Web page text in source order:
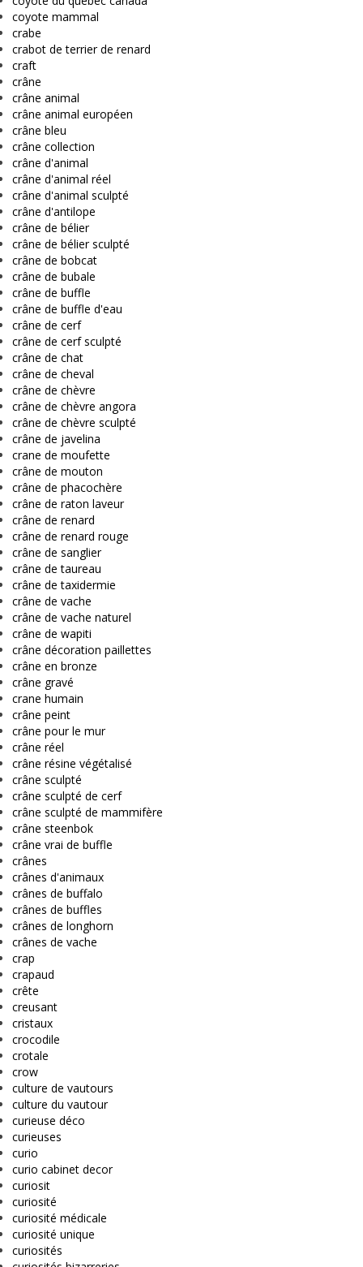
coyote mammal
crabe
crabot de terrier de renard
craft
crâne
crâne animal
crâne animal européen
crâne bleu
crâne collection
crâne d'animal
crâne d'animal réel
crâne d'animal sculpté
crâne d'antilope
crâne de bélier
crâne de bélier sculpté
crâne de bobcat
crâne de bubale
crâne de buffle
crâne de buffle d'eau
crâne de cerf
crâne de cerf sculpté
crâne de chat
crâne de cheval
crâne de chèvre
crâne de chèvre angora
crâne de chèvre sculpté
crâne de javelina
crane de moufette
crâne de mouton
crâne de phacochère
crâne de raton laveur
crâne de renard
crâne de renard rouge
crâne de sanglier
crâne de taureau
crâne de taxidermie
crâne de vache
crâne de vache naturel
crâne de wapiti
crâne décoration paillettes
crâne en bronze
crâne gravé
crane humain
crâne peint
crâne pour le mur
crâne réel
crâne résine végétalisé
crâne sculpté
crâne sculpté de cerf
crâne sculpté de mammifère
crâne steenbok
crâne vrai de buffle
crânes
crânes d'animaux
crânes de buffalo
crânes de buffles
crânes de longhorn
crânes de vache
crap
crapaud
crête
creusant
cristaux
crocodile
crotale
crow
culture de vautours
culture du vautour
curieuse déco
curieuses
curio
curio cabinet decor
curiosit
curiosité
curiosité médicale
curiosité unique
curiosités